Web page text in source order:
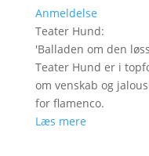
Anmeldelse
Teater Hund:
'Balladen om den
Teater Hund er i
om venskab og
for flamenco.
Læs mere